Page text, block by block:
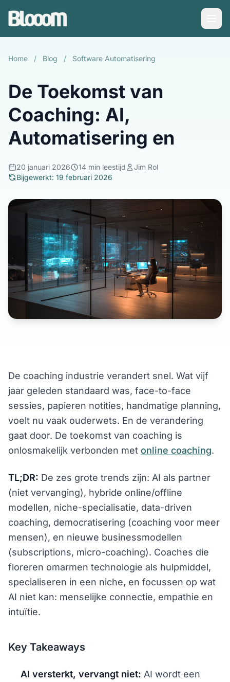
Home / Blog / Software Automatisering
De Toekomst van
Coaching: AI,
Automatisering en
20 januari 2026 14 min leestijd
Jim Rol
Bijgewerkt: 19 februari 2026
De coaching industrie verandert snel. Wat vijf
jaar geleden standaard was, face-to-face
sessies, papieren notities, handmatige planning,
voelt nu vaak ouderwets. En de verandering
gaat door. De toekomst van coaching is
onlosmakelijk verbonden met online coaching.
TL;DR: De zes grote trends zijn: AI als partner
(niet vervanging), hybride online/offline
modellen, niche-specialisatie, data-driven
coaching, democratisering (coaching voor meer
mensen), en nieuwe businessmodellen
(subscriptions, micro-coaching). Coaches die
floreren omarmen technologie als hulpmiddel,
specialiseren in een niche, en focussen op wat
AI niet kan: menselijke connectie, empathie en
intuïtie.
Key Takeaways
AI versterkt, vervangt niet: AI wordt een